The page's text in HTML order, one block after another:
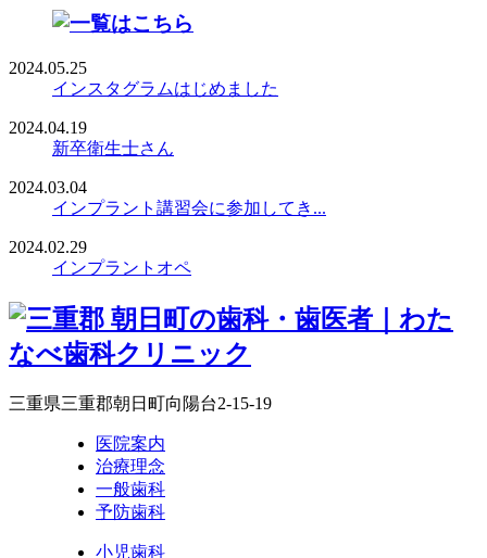
2024.05.25
インスタグラムはじめました
2024.04.19
新卒衛生士さん
2024.03.04
インプラント講習会に参加してき...
2024.02.29
インプラントオペ
三重県三重郡朝日町向陽台2-15-19
医院案内
治療理念
一般歯科
予防歯科
小児歯科